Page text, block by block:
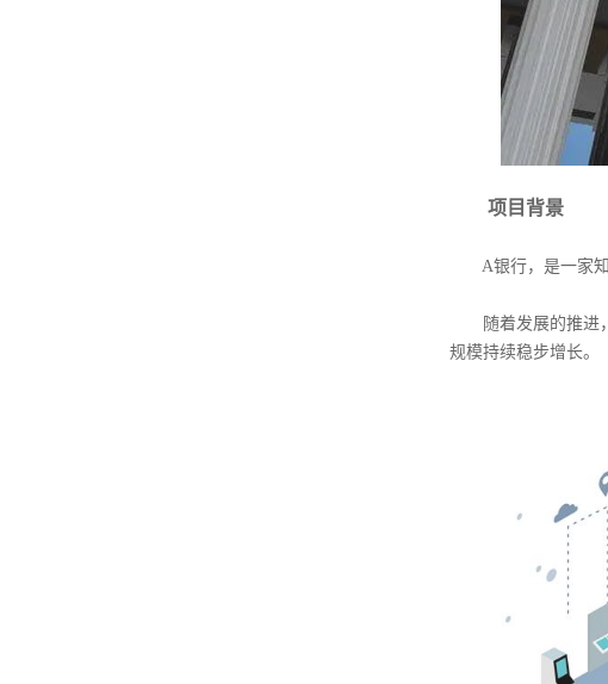
项目背景
A银行，是一家知
随着发展的推进，
规模持续稳步增长。